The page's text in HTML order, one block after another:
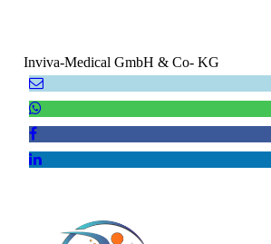
Inviva-Medical GmbH & Co- KG